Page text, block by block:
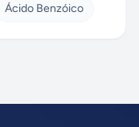
Ácido Benzóico